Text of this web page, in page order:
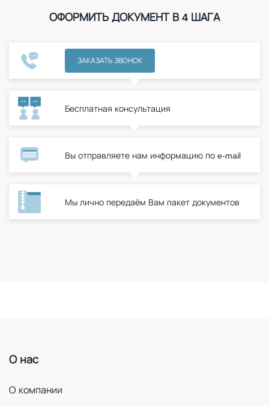
ОФОРМИТЬ ДОКУМЕНТ В 4 ШАГА
ЗАКАЗАТЬ ЗВОНОК
Бесплатная консультация
Вы отправляете нам информацию по e-mail
Мы лично передаём Вам пакет документов
О нас
О компании